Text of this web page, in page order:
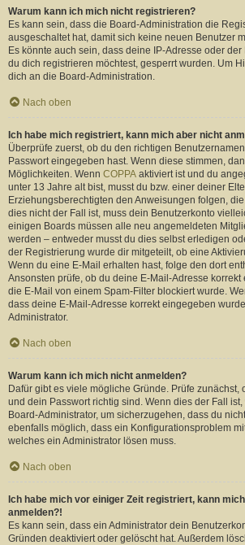
Warum kann ich mich nicht registrieren?
Es kann sein, dass die Board-Administration die
ausgeschaltet hat, damit sich keine neuen Benutzer
Es könnte auch sein, dass deine IP-Adresse oder
du dich registrieren möchtest, gesperrt wurden. Um
dich an die Board-Administration.
Nach oben
Ich habe mich registriert, kann mich aber nicht
Überprüfe zuerst, ob du den richtigen
Passwort eingegeben hast. Wenn diese stimmen,
Möglichkeiten. Wenn COPPA aktiviert ist und du
unter 13 Jahre alt bist, musst du bzw. einer deiner
Erziehungsberechtigten den Anweisungen folgen,
dies nicht der Fall ist, muss dein Benutzerkonto
einigen Boards müssen alle neu angemeldeten
werden – entweder musst du dies selbst erledigen
der Registrierung wurde dir mitgeteilt, ob eine
Wenn du eine E-Mail erhalten hast, folge den dort
Ansonsten prüfe, ob du deine E-Mail-Adresse
die E-Mail von einem Spam-Filter blockiert wurde.
dass deine E-Mail-Adresse korrekt eingegeben
Administrator.
Nach oben
Warum kann ich mich nicht anmelden?
Dafür gibt es viele mögliche Gründe. Prüfe zunächst,
und dein Passwort richtig sind. Wenn dies der Fall
Board-Administrator, um sicherzugehen, dass du
ebenfalls möglich, dass ein Konfigurationsproblem
welches ein Administrator lösen muss.
Nach oben
Ich habe mich vor einiger Zeit registriert, kann
anmelden?!
Es kann sein, dass ein Administrator dein
Gründen deaktiviert oder gelöscht hat. Außerdem